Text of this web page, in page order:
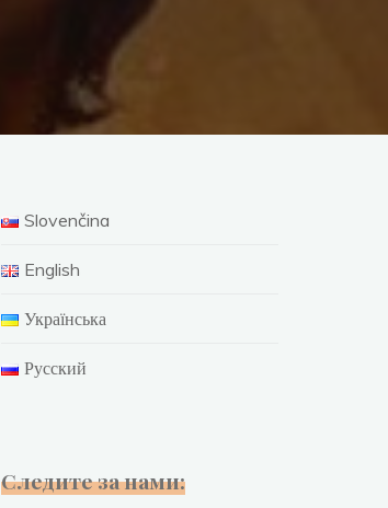
Slovenčina
English
Українська
Русский
Следите за нами: